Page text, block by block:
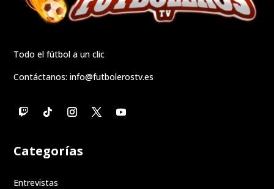
Todo el fútbol a un clic
Contáctanos:info@futbolerostv.es
Categorías
Entrevistas